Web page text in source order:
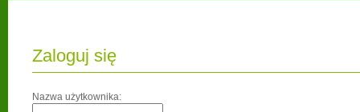
Zaloguj się
Nazwa użytkownika: